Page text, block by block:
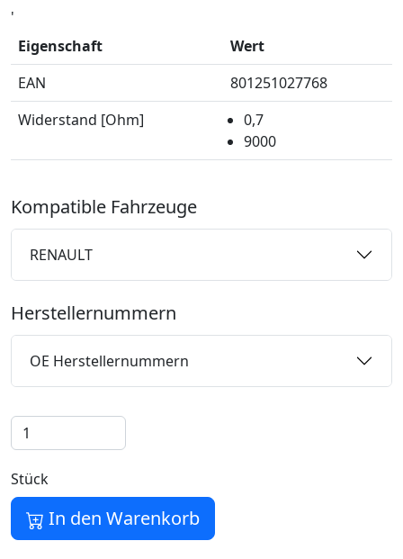
'
Eigenschaft
Wert
EAN
801251027768
Widerstand [Ohm]
0,7
9000
Kompatible Fahrzeuge
RENAULT
Herstellernummern
OE Herstellernummern
Stück
In den Warenkorb